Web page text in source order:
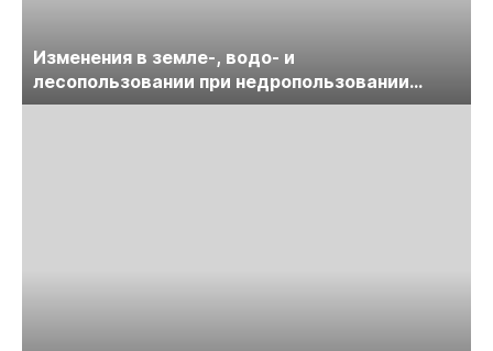
Изменения в земле-, водо- и
лесопользовании при недропользовании
обсудят на семинаре «ПравоТЭК»